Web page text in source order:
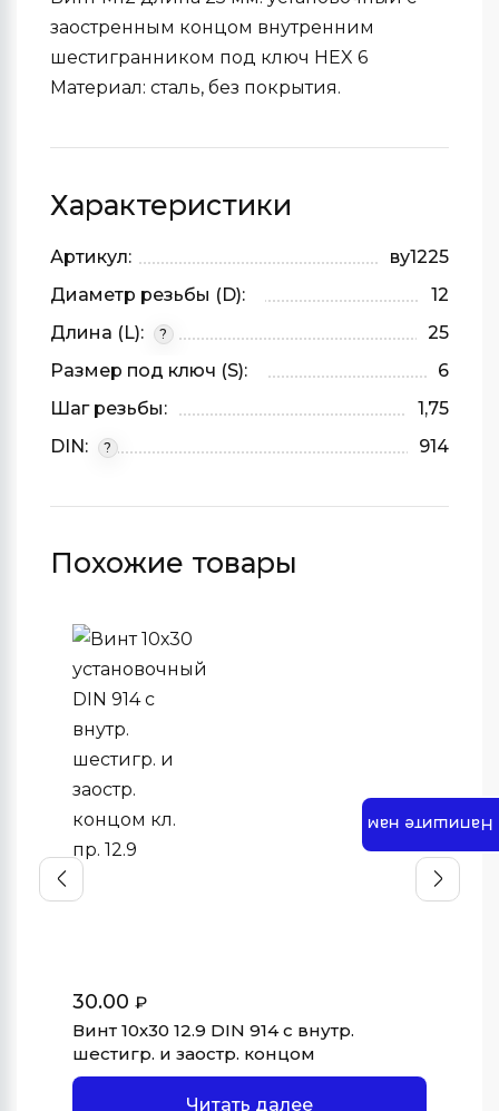
заостренным концом внутренним
шестигранником под ключ HEX 6
Материал: сталь, без покрытия.
Характеристики
Артикул:
ву1225
Диаметр резьбы (D):
12
Длина (L):
?
25
Размер под ключ (S):
6
Шаг резьбы:
1,75
DIN:
? 914
Похожие товары
30.00 ₽
Винт 10х30 12.9 DIN 914 с внутр.
шестигр. и заостр. концом
Читать далее
Напишите нам